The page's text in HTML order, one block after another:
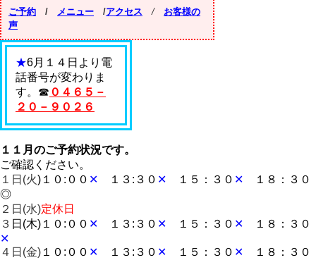
ご予約 / メニュー /アクセス / お客様の
声
★6月１４日より電
話番号が変わりま
す。☎ ０４６５－
２０－９０２６
１１月のご予約状況です。
ご確認ください。
１日(火)１０:００ ✕ １３:３０ ✕ １５：３０ ✕
１８：３０
◎
２日(水)定休日
３ 日(木)１０:００ ✕ １３:３０ ✕ １５：３０ ✕ １８：３０
✕
４日(金) １０:００ ✕ １３:３０ ✕ １５：３０ ✕ １８：３０